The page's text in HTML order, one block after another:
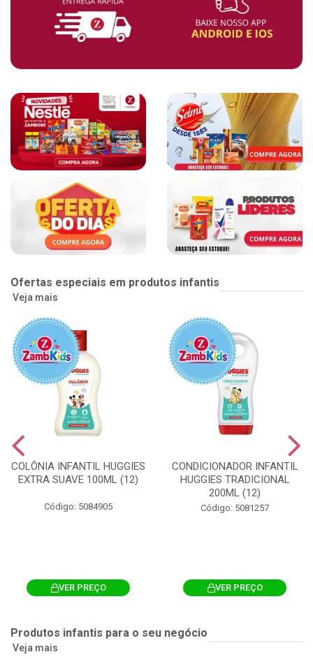
Ofertas especiais em produtos infantis
Veja mais
COLÔNIA INFANTIL HUGGIES
EXTRA SUAVE 100ML (12)
Código: 5084905
VER PREÇO
CONDICIONADOR INFANTIL
HUGGIES TRADICIONAL
200ML (12)
Código: 5081257
VER PREÇO
Produtos infantis para o seu negócio
Veja mais